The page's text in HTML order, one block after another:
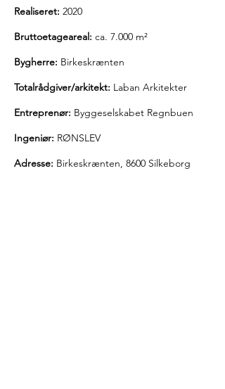
Realiseret: 2020
Bruttoetageareal: ca. 7.000 m²
Bygherre: Birkeskrænten
Totalrådgiver/arkitekt: Laban Arkitekter
Entreprenør: Byggeselskabet Regnbuen
Ingeniør: RØNSLEV
Adresse: Birkeskrænten, 8600 Silkeborg